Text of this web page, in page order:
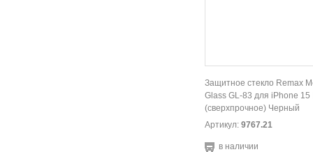
Защитное стекло Remax
Glass GL-83 для iPhone 15
(сверхпрочное) Черный
Артикул: 9767.21
в наличии